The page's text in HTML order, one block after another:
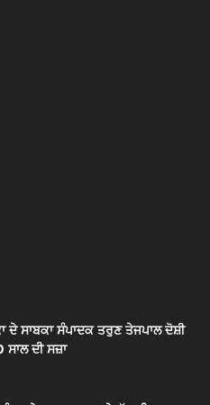
ਸਾਬਕਾ ਸੰਪਾਦਕ ਤਰੁਣ ਤੇਜਪਾਲ ਦੋਸ਼ੀ
ਸਾਲ ਦੀ ਸਜ਼ਾ